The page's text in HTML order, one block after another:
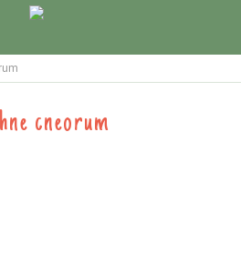
cneorum